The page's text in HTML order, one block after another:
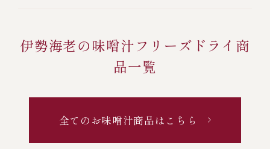
伊勢海老の味噌汁フリーズドライ商
品一覧
全てのお味噌汁商品はこちら